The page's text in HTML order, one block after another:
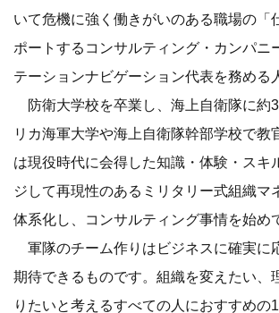
いて危機に強く働きがいのある職場の「
ポートするコンサルティング・カンパニ
テーションナビゲーション代表を務める
防衛大学校を卒業し、海上自衛隊に約
リカ海軍大学や海上自衛隊幹部学校で教
は現役時代に会得した知識・体験・スキ
ジして再現性のあるミリタリー式組織マ
体系化し、コンサルティング事情を始め
軍隊のチーム作りはビジネスに確実に
期待できるものです。組織を変えたい、
りたいと考えるすべての人におすすめの1